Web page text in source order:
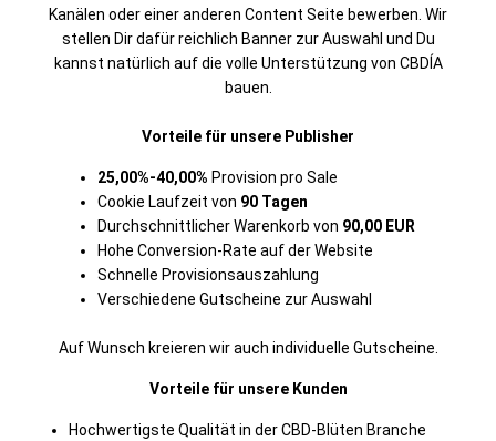
Kanälen oder einer anderen Content Seite bewerben. Wir
stellen Dir dafür reichlich Banner zur Auswahl und Du
kannst natürlich auf die volle Unterstützung von CBDÍA
bauen.
Vorteile für unsere Publisher
25,00%-40,00% Provision pro Sale
Cookie Laufzeit von 90 Tagen
Durchschnittlicher Warenkorb von 90,00 EUR
Hohe Conversion-Rate auf der Website
Schnelle Provisionsauszahlung
Verschiedene Gutscheine zur Auswahl
Auf Wunsch kreieren wir auch individuelle Gutscheine.
Vorteile für unsere Kunden
Hochwertigste Qualität in der CBD-Blüten Branche